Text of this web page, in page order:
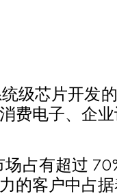
级芯片开发
费电子、企
占有超过
的客户中占据